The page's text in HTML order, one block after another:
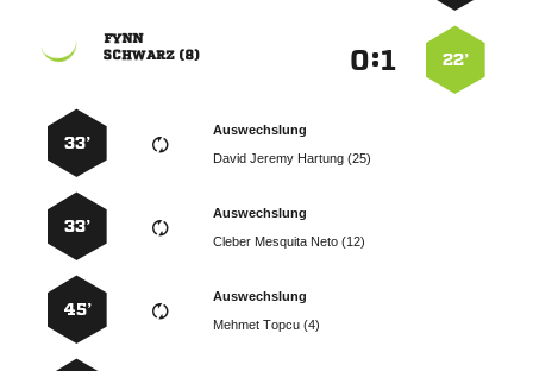
22’
:

 
Auswechslung
   
33’
Auswechslung
   
33’
Auswechslung
  
45’